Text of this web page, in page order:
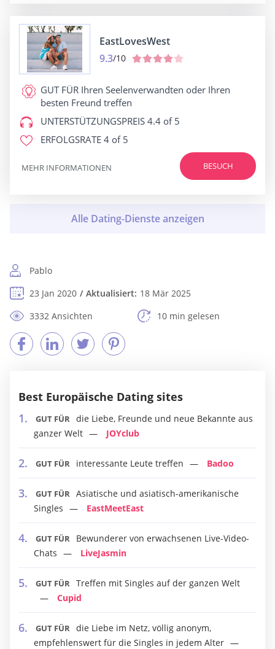
EastLovesWest
9.3/10
GUT FÜR Ihren Seelenverwandten oder Ihren
besten Freund treffen
UNTERSTÜTZUNGSPREIS 4.4 of 5
ERFOLGSRATE 4 of 5
BESUCH
MEHR INFORMATIONEN
Pablo
23 Jan 2020
Aktualisiert: 18 Mär 2025
3332 Ansichten
10 min gelesen
Best Europäische Dating sites
GUT FÜR die Liebe, Freunde und neue Bekannte aus
ganzer Welt
JOYclub
GUT FÜR interessante Leute treffen Badoo
GUT FÜR Asiatische und asiatisch-amerikanische
Singles
EastMeetEast
GUT FÜR
Bewunderer von erwachsenen Live-Video-
Chats
LiveJasmin
GUT FÜR Treffen mit Singles auf der ganzen Welt
Cupid
GUT FÜR die Liebe im Netz, völlig anonym,
empfehlenswert für die Singles in jedem Alter